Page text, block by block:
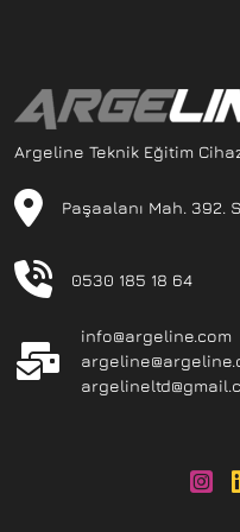
Argeline Teknik Eğitim
Paşaalanı Mah. 392.
0530 185 18 64
info@argeline.com